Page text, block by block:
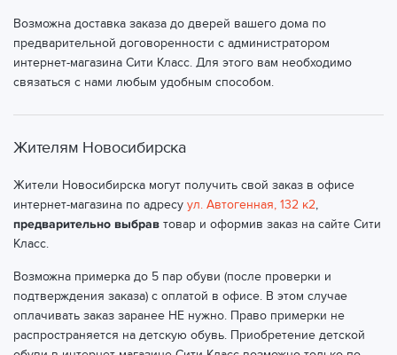
Возможна доставка заказа до дверей вашего дома по
предварительной договоренности с администратором
интернет-магазина Сити Класс. Для этого вам необходимо
связаться с нами любым удобным способом.
Жителям Новосибирска
Жители Новосибирска могут получить свой заказ в офисе
интернет-магазина по адресу ул. Автогенная, 132 к2,
предварительно выбрав товар и оформив заказ на сайте Сити
Класс.
Возможна примерка до 5 пар обуви (после проверки и
подтверждения заказа) с оплатой в офисе. В этом случае
оплачивать заказ заранее НЕ нужно. Право примерки не
распространяется на детскую обувь. Приобретение детской